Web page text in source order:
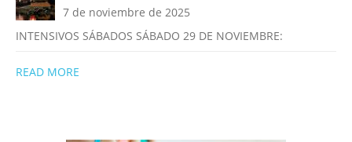
7 de noviembre de 2025
INTENSIVOS SÁBADOS SÁBADO 29 DE NOVIEMBRE:
READ MORE